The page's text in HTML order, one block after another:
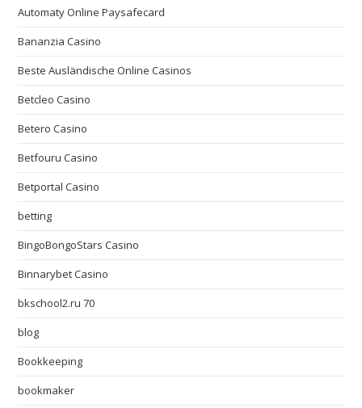
Automaty Online Paysafecard
Bananzia Casino
Beste Ausländische Online Casinos
Betcleo Casino
Betero Casino
Betfouru Casino
Betportal Casino
betting
BingoBongoStars Casino
Binnarybet Casino
bkschool2.ru 70
blog
Bookkeeping
bookmaker